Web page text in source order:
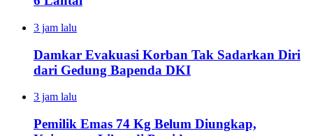
3 jam lalu
Damkar Evakuasi Korban Tak Sadarkan Diri
dari Gedung Bapenda DKI
3 jam lalu
Pemilik Emas 74 Kg Belum Diungkap,